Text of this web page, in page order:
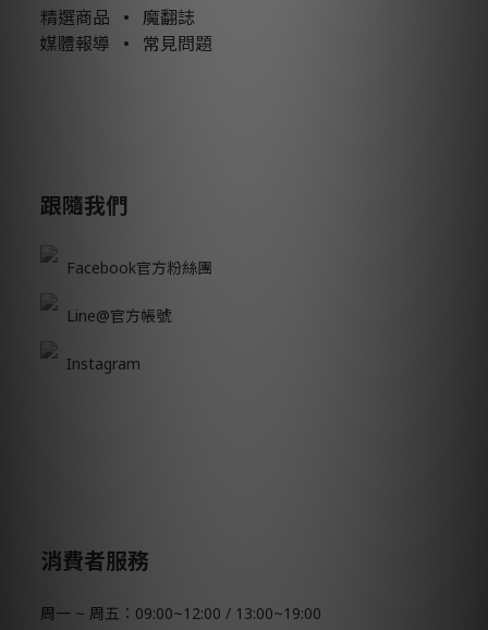
精選商品 • 魔翻誌
媒體報導
• 常見問題
跟隨我們
Facebook官方粉絲團
Line@官方帳號
Instagram
消費者服務
周一 ~ 周五：09:00~12:00 / 13:00~19:00